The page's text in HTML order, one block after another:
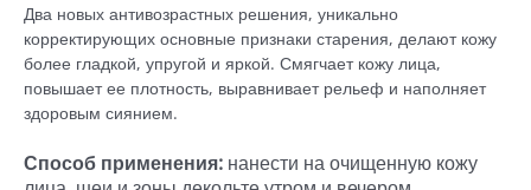
Два новых антивозрастных решения, уникально
корректирующих основные признаки старения, делают кожу
более гладкой, упругой и яркой. Смягчает кожу лица,
повышает ее плотность, выравнивает рельеф и наполняет
здоровым сиянием.
Способ применения: нанести на очищенную кожу